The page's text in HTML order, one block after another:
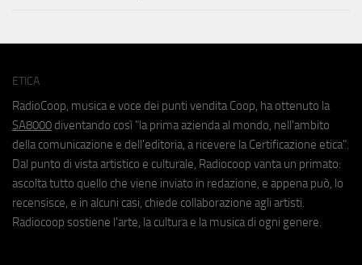
ETICA
RadioCoop, musica e voce dei punti vendita Coop, ha ottenuto la
SA8000 diventando così "la prima azienda al mondo, nell'ambito
della comunicazione e dell'editoria, a ricevere la Certificazione etica".
Dal punto di vista artistico e culturale, Radiocoop vanta un primato:
ascolta tutto quello che viene inviato in redazione, e appena può, lo
recensisce, e in alcuni casi, chiede collaborazione agli artisti.
Radiocoop sostiene l'arte, la cultura e la musica di ogni genere.